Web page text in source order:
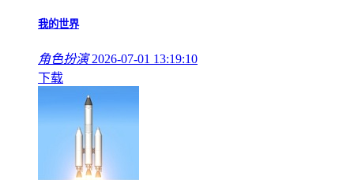
我的世界
角色扮演 2026-07-01 13:19:10
下载